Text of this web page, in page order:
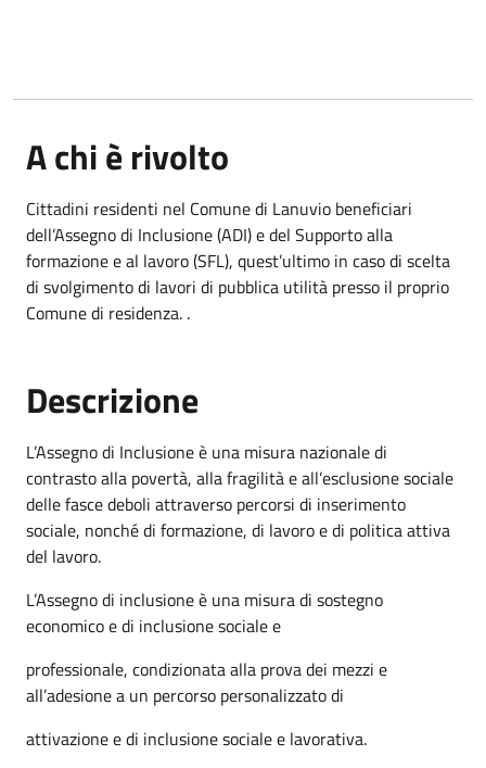
A chi è rivolto
Cittadini residenti nel Comune di Lanuvio beneficiari
dell’Assegno di Inclusione (ADI) e del Supporto alla
formazione e al lavoro (SFL), quest’ultimo in caso di scelta
di svolgimento di lavori di pubblica utilità presso il proprio
Comune di residenza. .
Descrizione
L’Assegno di Inclusione è una misura nazionale di
contrasto alla povertà, alla fragilità e all’esclusione sociale
delle fasce deboli attraverso percorsi di inserimento
sociale, nonché di formazione, di lavoro e di politica attiva
del lavoro.
L’Assegno di inclusione è una misura di sostegno
economico e di inclusione sociale e
professionale, condizionata alla prova dei mezzi e
all’adesione a un percorso personalizzato di
attivazione e di inclusione sociale e lavorativa.